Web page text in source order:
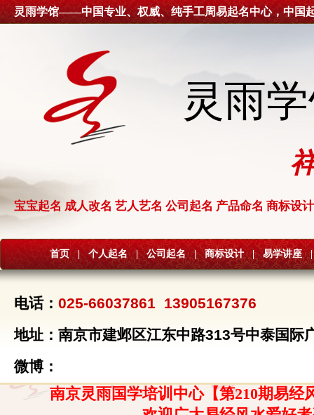
灵雨学馆——中国专业、权威、纯手工周易起名中心，中国
灵雨
宝宝起名 成人改名 艺人艺名 公司起名 产品命名 商标设计
首页 | 个人起名 | 公司起名 | 商标设计 | 易学讲座 |
电话： 025-66037861 13905167376
地址：南京市建邺区江东中路313号中泰国际
微博：
南京灵雨国学培训中心【第210期易经